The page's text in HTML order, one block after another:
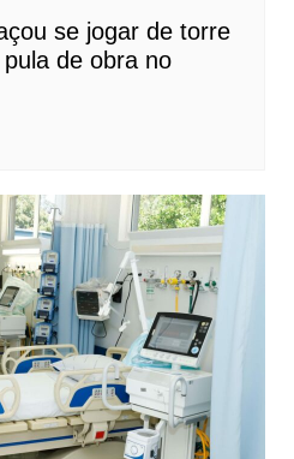
se jogar de torre
de obra no